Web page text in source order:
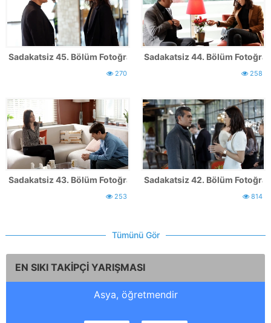
Sadakatsiz 45. Bölüm Fotoğrafları
270
Sadakatsiz 44. Bölüm
258
Sadakatsiz 43. Bölüm Fotoğrafları
253
Sadakatsiz 42. Bölüm
814
Tümünü Gör
EN SIKI TAKİPÇİ YARIŞMASI
Asya, öğretmendir